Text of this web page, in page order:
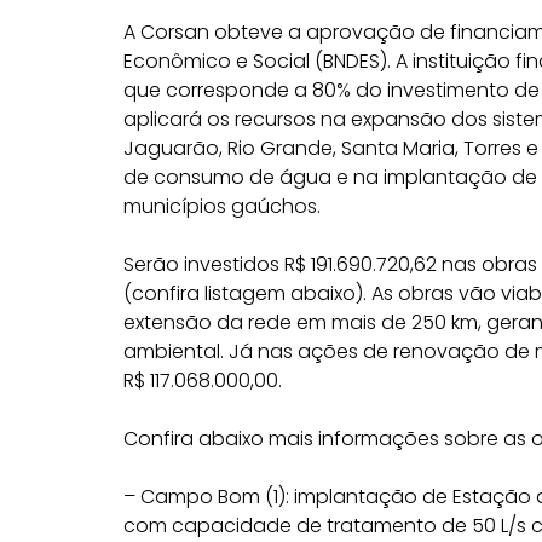
A Corsan obteve a aprovação de
Econômico e Social (BNDES). A instituição
que corresponde a 80% do investimento
aplicará os recursos na expansão dos
Jaguarão, Rio Grande, Santa Maria,
de consumo de água e na implantação
municípios gaúchos.
Serão investidos R$ 191.690.720,62 nas
(confira listagem abaixo). As obras vão
extensão da rede em mais de 250 km,
ambiental. Já nas ações de renovação de
R$ 117.068.000,00.
Confira abaixo mais informações sobre as
– Campo Bom (1): implantação de Estação
com capacidade de tratamento de 50 L/s